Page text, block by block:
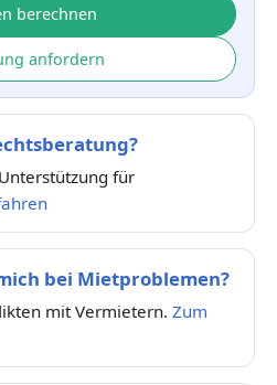
berechnen
anfordern
für
bei Mietproblemen?
mit Vermietern. Zum